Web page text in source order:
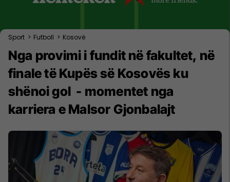
Sport > Futboll > Kosovë
Nga provimi i fundit në fakultet, në
finale të Kupës së Kosovës ku
shënoi gol - momentet nga
karriera e Malsor Gjonbalajt